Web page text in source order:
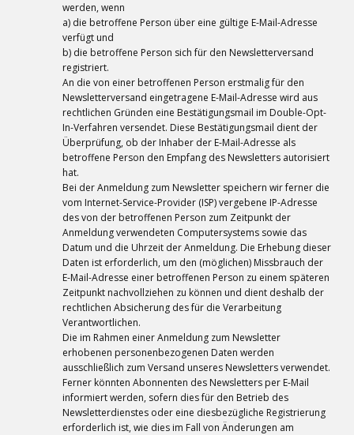
werden, wenn
a) die betroffene Person über eine gültige E-Mail-Adresse
verfügt und
b) die betroffene Person sich für den Newsletterversand
registriert.
An die von einer betroffenen Person erstmalig für den
Newsletterversand eingetragene E-Mail-Adresse wird aus
rechtlichen Gründen eine Bestätigungsmail im Double-Opt-
In-Verfahren versendet. Diese Bestätigungsmail dient der
Überprüfung, ob der Inhaber der E-Mail-Adresse als
betroffene Person den Empfang des Newsletters autorisiert
hat.
Bei der Anmeldung zum Newsletter speichern wir ferner die
vom Internet-Service-Provider (ISP) vergebene IP-Adresse
des von der betroffenen Person zum Zeitpunkt der
Anmeldung verwendeten Computersystems sowie das
Datum und die Uhrzeit der Anmeldung. Die Erhebung dieser
Daten ist erforderlich, um den (möglichen) Missbrauch der
E-Mail-Adresse einer betroffenen Person zu einem späteren
Zeitpunkt nachvollziehen zu können und dient deshalb der
rechtlichen Absicherung des für die Verarbeitung
Verantwortlichen.
Die im Rahmen einer Anmeldung zum Newsletter
erhobenen personenbezogenen Daten werden
ausschließlich zum Versand unseres Newsletters verwendet.
Ferner könnten Abonnenten des Newsletters per E-Mail
informiert werden, sofern dies für den Betrieb des
Newsletterdienstes oder eine diesbezügliche Registrierung
erforderlich ist, wie dies im Fall von Änderungen am